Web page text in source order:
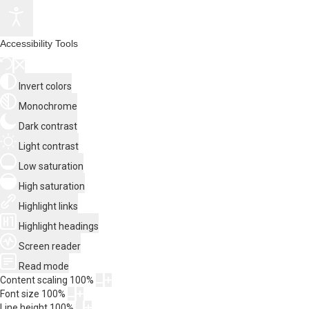
Accessibility Tools
Invert colors
Monochrome
Dark contrast
Light contrast
Low saturation
High saturation
Highlight links
Highlight headings
Screen reader
Read mode
Content scaling 100%
Font size 100%